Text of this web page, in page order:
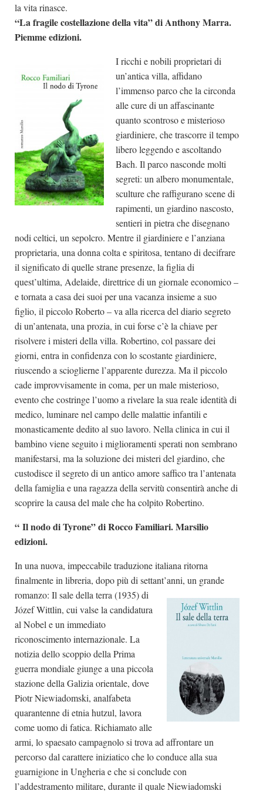
la vita rinasce.
“La fragile costellazione della vita” di Anthony Marra.
Piemme edizioni.
I ricchi e nobili proprietari di
un’antica villa, affidano
l’immenso parco che la circonda
alle cure di un affascinante
quanto scontroso e misterioso
giardiniere, che trascorre il tempo
libero leggendo e ascoltando
Bach. Il parco nasconde molti
segreti: un albero monumentale,
sculture che raffigurano scene di
rapimenti, un giardino nascosto,
sentieri in pietra che disegnano
nodi celtici, un sepolcro. Mentre il giardiniere e l’anziana
proprietaria, una donna colta e spiritosa, tentano di decifrare
il significato di quelle strane presenze, la figlia di
quest’ultima, Adelaide, direttrice di un giornale economico –
e tornata a casa dei suoi per una vacanza insieme a suo
figlio, il piccolo Roberto – va alla ricerca del diario segreto
di un’antenata, una prozia, in cui forse c’è la chiave per
risolvere i misteri della villa. Robertino, col passare dei
giorni, entra in confidenza con lo scostante giardiniere,
riuscendo a scioglierne l’apparente durezza. Ma il piccolo
cade improvvisamente in coma, per un male misterioso,
evento che costringe l’uomo a rivelare la sua reale identità di
medico, luminare nel campo delle malattie infantili e
monasticamente dedito al suo lavoro. Nella clinica in cui il
bambino viene seguito i miglioramenti sperati non sembrano
manifestarsi, ma la soluzione dei misteri del giardino, che
custodisce il segreto di un antico amore saffico tra l’antenata
della famiglia e una ragazza della servitù consentirà anche di
scoprire la causa del male che ha colpito Robertino.
“ Il nodo di Tyrone” di Rocco Familiari. Marsilio
edizioni.
In una nuova, impeccabile traduzione italiana ritorna
finalmente in libreria, dopo più di settant’anni, un grande
romanzo: Il sale della terra (1935) di
Józef Wittlin, cui valse la candidatura
al Nobel e un immediato
riconoscimento internazionale. La
notizia dello scoppio della Prima
guerra mondiale giunge a una piccola
stazione della Galizia orientale, dove
Piotr Niewiadomski, analfabeta
quarantenne di etnia hutzul, lavora
come uomo di fatica. Richiamato alle
armi, lo spaesato campagnolo si trova ad affrontare un
percorso dal carattere iniziatico che lo conduce alla sua
guarnigione in Ungheria e che si conclude con
l’addestramento militare, durante il quale Niewiadomski